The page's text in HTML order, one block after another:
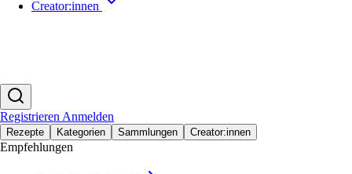
Creator:innen
Registrieren Anmelden
Rezepte Kategorien Sammlungen Creator:innen
Empfehlungen